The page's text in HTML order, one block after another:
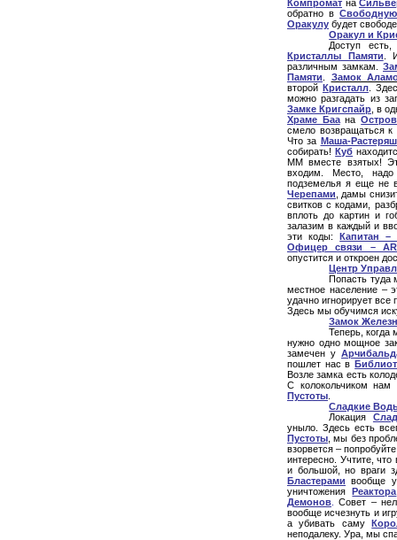
Компромат на
обратно в
Оракулу будет
Оракул и
Доступ
Кристаллы Памяти .
различным замкам.
Памяти
Замок
второй Кристалл.
можно разгадать из
Замке Кригспайр , в
Храме Баана
смело возвращаться к
Что за Маша-
собирать!Куб
ММ вместе взятых!
входим. Место, надо
подземелья я еще не
Черепами , дамы
свитков с кодами,
вплоть до картин и
залазим в каждый и
эти коды:Капитан –
Офицер связи –
опустится и откроен
Центр
Попасть туда
местное население –
удачно игнорирует
Здесь мы обучимся
Замок
Теперь,
нужно одно мощное
замечен у
пошлет нас в
Возле замка есть
С колокольчиком нам
Пустоты
Сладкие
Локация
уныло. Здесь есть
Пустоты , мы без
взорвется –
интересно. Учтите,
и большой, но враги
Бластерами вообще
уничтоженияРеактора
Демонов
Совет –
вообще исчезнуть и
а убивать саму
неподалеку. Ура, мы